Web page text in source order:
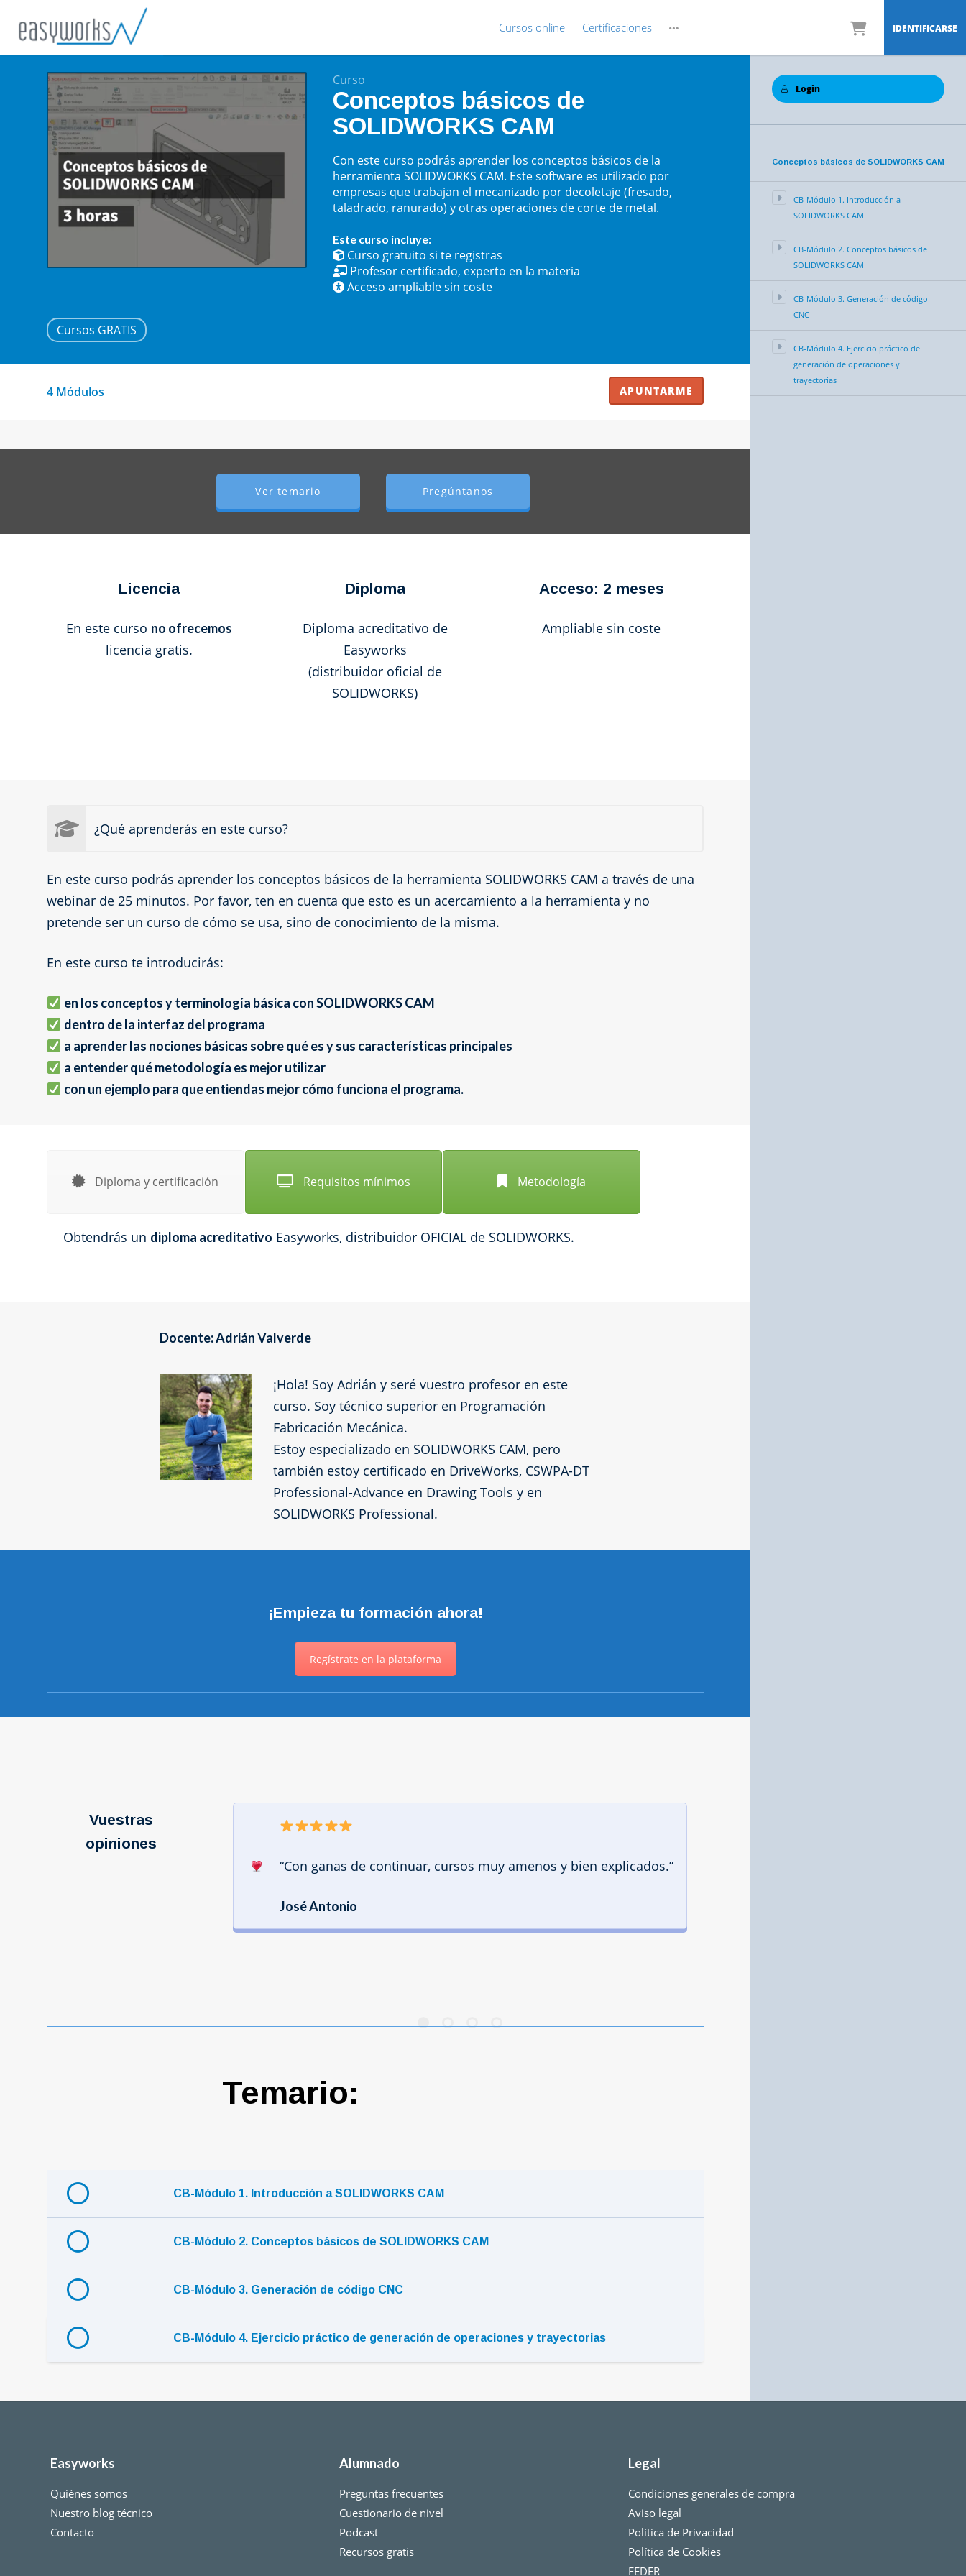
Cursos online Certificaciones IDENTIFICARSE
Curso
Conceptos básicos de
SOLIDWORKS CAM
Con este curso podrás aprender los conceptos básicos de la
herramienta SOLIDWORKS CAM. Este software es utilizado por
empresas que trabajan el mecanizado por decoletaje (fresado,
taladrado, ranurado) y otras operaciones de corte de metal.
Este curso incluye:
Curso gratuito si te registras
Profesor certificado, experto en la materia
Acceso ampliable sin coste
Cursos GRATIS
4 Módulos
Ver temario Pregúntanos
Licencia
En este curso no ofrecemos
licencia gratis.
Diploma
Diploma acreditativo de
Easyworks
(distribuidor oficial de
SOLIDWORKS)
Acceso: 2 meses
Ampliable sin coste
¿Qué aprenderás en este curso?
En este curso podrás aprender los conceptos básicos de la herramienta SOLIDWORKS CAM a través de una
webinar de 25 minutos. Por favor, ten en cuenta que esto es un acercamiento a la herramienta y no
pretende ser un curso de cómo se usa, sino de conocimiento de la misma.
En este curso te introducirás:
en los conceptos y terminología básica con SOLIDWORKS CAM
dentro de la interfaz del programa
a aprender las nociones básicas sobre qué es y sus características principales
a entender qué metodología es mejor utilizar
con un ejemplo para que entiendas mejor cómo funciona el programa.
Diploma y certificación Requisitos mínimos Metodología
Obtendrás un diploma acreditativo Easyworks, distribuidor OFICIAL de SOLIDWORKS.
Docente: Adrián Valverde
¡Hola! Soy Adrián y seré vuestro profesor en este
curso. Soy técnico superior en Programación
Fabricación Mecánica.
Estoy especializado en SOLIDWORKS CAM, pero
también estoy certificado en DriveWorks, CSWPA-DT
Professional-Advance en Drawing Tools y en
SOLIDWORKS Professional.
¡Empieza tu formación ahora!
Regístrate en la plataforma
Vuestras
opiniones
“Con ganas de continuar, cursos muy amenos y bien explicados.”
José Antonio
Temario:
CB-Módulo 1. Introducción a SOLIDWORKS CAM
CB-Módulo 2. Conceptos básicos de SOLIDWORKS CAM
CB-Módulo 3. Generación de código CNC
CB-Módulo 4. Ejercicio práctico de generación de operaciones y trayectorias
Login
Conceptos básicos de SOLIDWORKS CAM
CB-Módulo 1. Introducción a
SOLIDWORKS CAM
CB-Módulo 2. Conceptos básicos de
SOLIDWORKS CAM
CB-Módulo 3. Generación de código
CNC
CB-Módulo 4. Ejercicio práctico de
generación de operaciones y
trayectorias
Easyworks
Quiénes somos
Nuestro blog técnico
Contacto
Alumnado
Preguntas frecuentes
Cuestionario de nivel
Podcast
Recursos gratis
Legal
Condiciones generales de compra
Aviso legal
Política de Privacidad
Política de Cookies
FEDER